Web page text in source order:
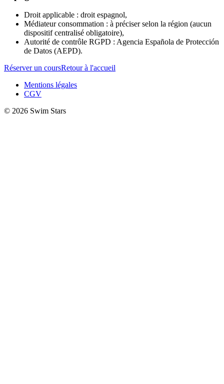
Droit applicable : droit espagnol,
Médiateur consommation : à préciser selon la région (aucun
dispositif centralisé obligatoire),
Autorité de contrôle RGPD : Agencia Española de Protección
de Datos (AEPD).
Réserver un coursRetour à l'accueil
Mentions légales
CGV
© 2026 Swim Stars